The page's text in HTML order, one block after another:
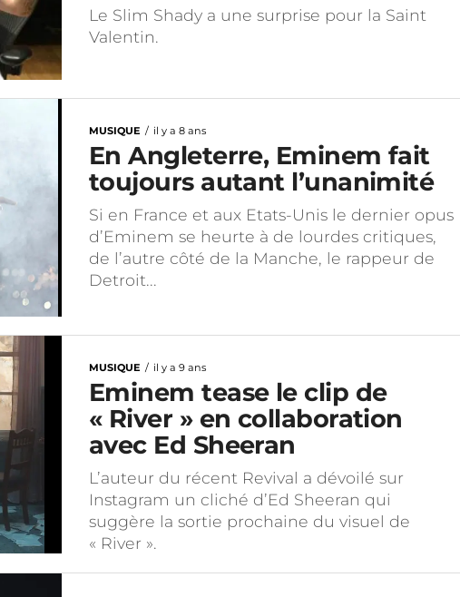
Le Slim Shady a une surprise pour la Saint
Valentin.
MUSIQUE il y a 8 ans
En Angleterre, Eminem fait
toujours autant l’unanimité
Si en France et aux Etats-Unis le dernier opus
d’Eminem se heurte à de lourdes critiques,
de l’autre côté de la Manche, le rappeur de
Detroit...
MUSIQUE il y a 9 ans
Eminem tease le clip de
« River » en collaboration
avec Ed Sheeran
L’auteur du récent Revival a dévoilé sur
Instagram un cliché d’Ed Sheeran qui
suggère la sortie prochaine du visuel de
« River ».